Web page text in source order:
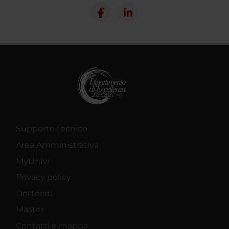
Supporto tecnico
Area Amministrativa
MyUnivr
Privacy policy
Dottorati
Master
Contatti e mappa